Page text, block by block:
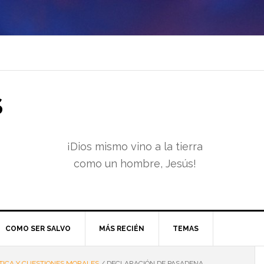
¡Dios mismo vino a la tierra
como un hombre, Jesús!
COMO SER SALVO MÁS RECIÉN TEMAS